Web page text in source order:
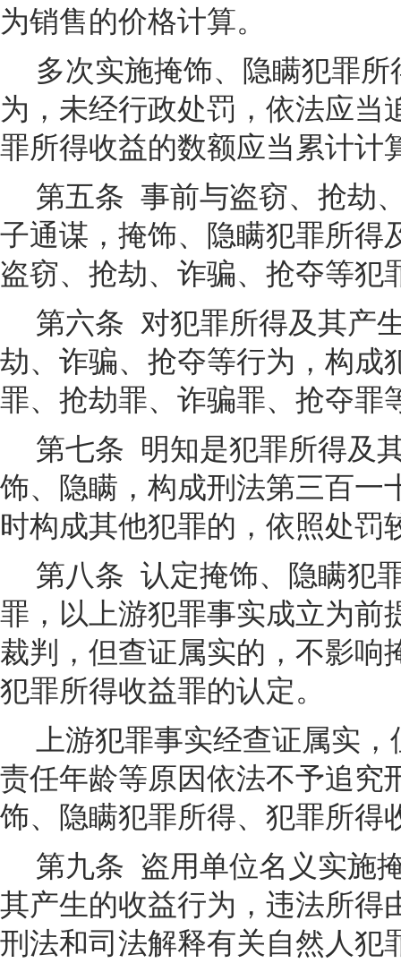
为销售的价格计算。
多次实施掩饰、隐瞒犯罪
为，未经行政处罚，依法应当
罪所得收益的数额应当累计计
第五条 事前与盗窃、抢劫
子通谋，掩饰、隐瞒犯罪所得
盗窃、抢劫、诈骗、抢夺等犯
第六条 对犯罪所得及其产
劫、诈骗、抢夺等行为，构成
罪、抢劫罪、诈骗罪、抢夺罪
第七条 明知是犯罪所得及
饰、隐瞒，构成刑法第三百一
时构成其他犯罪的，依照处罚
第八条 认定掩饰、隐瞒犯
罪，以上游犯罪事实成立为前
裁判，但查证属实的，不影响
犯罪所得收益罪的认定。
上游犯罪事实经查证属实
责任年龄等原因依法不予追究
饰、隐瞒犯罪所得、犯罪所得
第九条 盗用单位名义实施
其产生的收益行为，违法所得
刑法和司法解释有关自然人犯